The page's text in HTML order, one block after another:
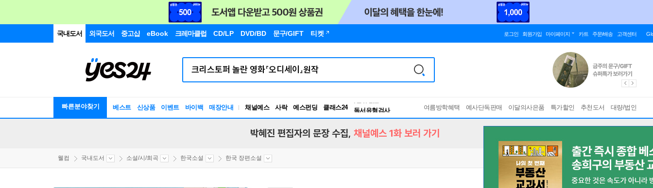
국내도서 외국도서 중고샵 eBook 크레마클럽 CD/LP DVD/BD 문구/GIFT 티켓 로그인 회원가입 마이페이지 카트 주문/배송 고객센터
빠른분야찾기 베스트 신상품 이벤트 바이백 매장안내 채널예스 사락 예스펀딩 클래스24
독서유형검사
RBTI Lab
여름방학혜택 예사단독판매 이달의사은품 특가할인 추천도서 대량/법인
박혜진 편집자의 문장 수집, 채널예스 1화 보러 가기
웰컴 국내도서 소설/시/희곡 한국소설 한국 장편소설